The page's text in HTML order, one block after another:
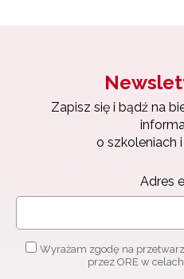
Zapisz się i bądź na
o szkoleniach
Adres
Wyrażam zgodę na
przez ORE w